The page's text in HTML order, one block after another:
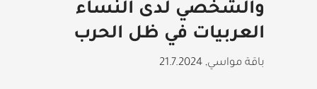
والشخصي لدى النساء
العربيات في ظل الحرب
باقة مواسي,
21.7.2024